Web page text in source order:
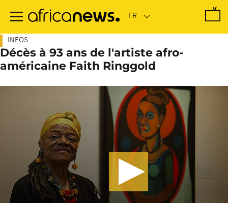
contenu
INFOS
Décès à 93 ans de l'artiste afro-
américaine Faith Ringgold